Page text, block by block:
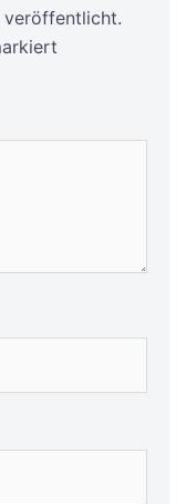
veröffentlicht.